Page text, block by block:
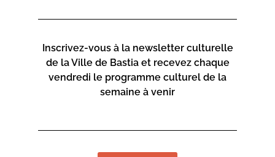
Inscrivez-vous à la newsletter culturelle
de la Ville de Bastia et recevez chaque
vendredi le programme culturel de la
semaine à venir